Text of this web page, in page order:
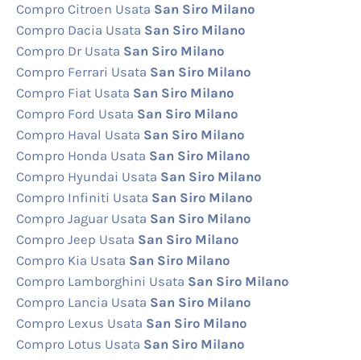
Compro Citroen Usata San Siro Milano
Compro Dacia Usata San Siro Milano
Compro Dr Usata San Siro Milano
Compro Ferrari Usata San Siro Milano
Compro Fiat Usata San Siro Milano
Compro Ford Usata San Siro Milano
Compro Haval Usata San Siro Milano
Compro Honda Usata San Siro Milano
Compro Hyundai Usata San Siro Milano
Compro Infiniti Usata San Siro Milano
Compro Jaguar Usata San Siro Milano
Compro Jeep Usata San Siro Milano
Compro Kia Usata San Siro Milano
Compro Lamborghini Usata San Siro Milano
Compro Lancia Usata San Siro Milano
Compro Lexus Usata San Siro Milano
Compro Lotus Usata San Siro Milano